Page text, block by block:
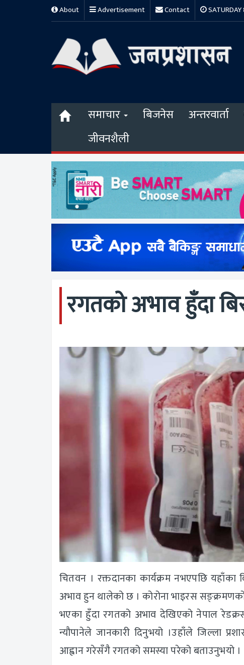
About Advertisement Contact
समाचार बिजनेस अन्तरवार्ता
जीवनशैली
रगतको अभाव हुँदा
चितवन । रक्तदानका कार्यक्रम नभएपछि यहाँका
अभाव हुन थालेको छ । कोरोना भाइरस
भएका हुँदा रगतको अभाव देखिएको नेपाल
न्यौपानेले जानकारी दिनुभयो ।उहाँले जिल्ला
आह्वान गरेसँगै रगतको समस्या परेको बताउनुभयो ।